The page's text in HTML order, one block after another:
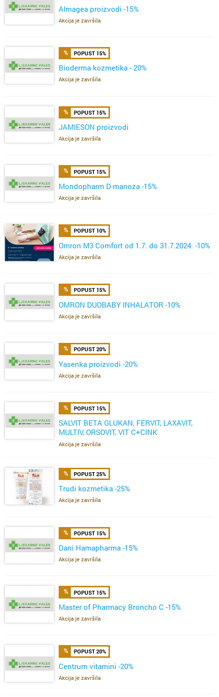
Almagea proizvodi -15%
Akcija je završila
POPUST 15%
Bioderma kozmetika - 20%
Akcija je završila
POPUST 15%
JAMIESON proizvodi
Akcija je završila
POPUST 15%
Mondopharm D-manoza -15%
Akcija je završila
POPUST 10%
Omron M3 Comfort od 1.7. do 31.7.2024. -10%
Akcija je završila
POPUST 15%
OMRON DUOBABY INHALATOR -10%
Akcija je završila
POPUST 20%
Yasenka proizvodi -20%
Akcija je završila
POPUST 15%
SALVIT BETA GLUKAN, FERVIT, LAXAVIT,
MULTIV, ORSOVIT, VIT C+CINK
ŽELE,FERVIT,OMEGA
Akcija je završila
POPUST 25%
Trudi kozmetika -25%
Akcija je završila
POPUST 15%
Dani Hamapharma -15%
Akcija je završila
POPUST 15%
Master of Pharmacy Broncho C -15%
Akcija je završila
POPUST 20%
Centrum vitamini -20%
Akcija je završila